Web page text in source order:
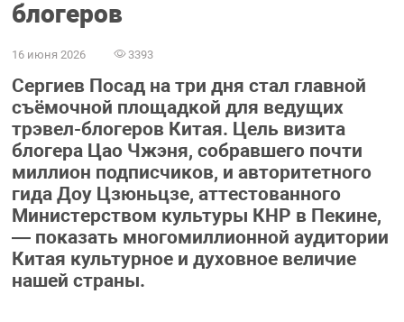
блогеров
16 июня 2026 3393
Сергиев Посад на три дня стал главной
съёмочной площадкой для ведущих
трэвел-блогеров Китая. Цель визита
блогера Цао Чжэня, собравшего почти
миллион подписчиков, и авторитетного
гида Доу Цзюньцзе, аттестованного
Министерством культуры КНР в Пекине,
— показать многомиллионной аудитории
Китая культурное и духовное величие
нашей страны.